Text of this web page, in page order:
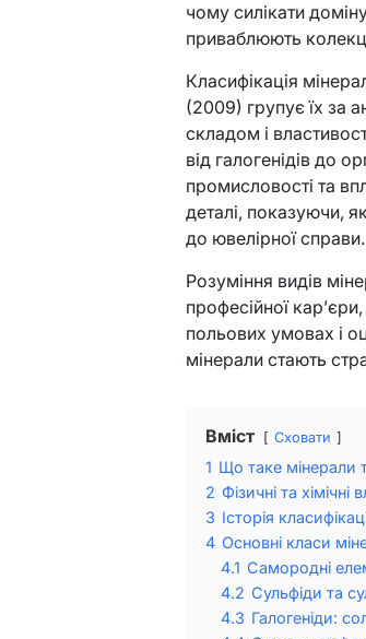
чому силікати
приваблюють
Класифікація
(2009) групує їх за
складом і
від галогенідів до
промисловості та
деталі, показуючи,
до ювелірної справи.
Розуміння видів
професійної
польових умовах і
мінерали стають
Вміст Сховати
1 Що таке мінерали
2 Фізичні та
3 Історія
4 Основні класи
4.1 Самородні
4.2 Сульфіди та
4.3 Галогеніди: